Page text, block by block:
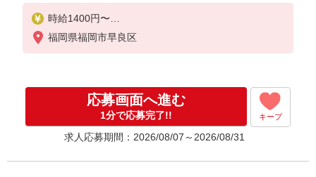
時給1400円〜
※残業代支給
★交通費別途支給（規定あり）
入社祝い金10万円支給(規定有)
お友達を紹介頂くと,
インセンティブ支給(規定有)
゜・。○。・゜+゜・。○。・゜+゜
福岡県福岡市早良区
応募画面へ進む
1分で応募完了!! キープ
求人応募期間：2026/08/07～2026/08/31